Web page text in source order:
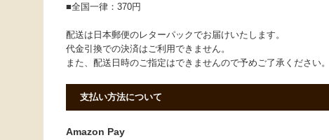
■全国一律：370円
配送は日本郵便のレターパックでお届けいたします。
代金引換での決済はご利用できません。
また、配送日時のご指定はできませんので予めご了承ください。
支払い方法について
Amazon Pay